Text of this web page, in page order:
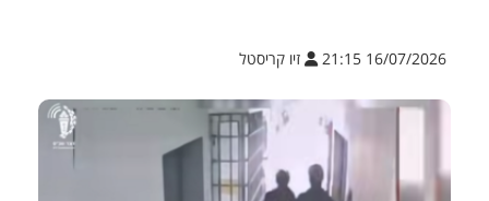
16/07/2026 21:15 זיו קריסטל